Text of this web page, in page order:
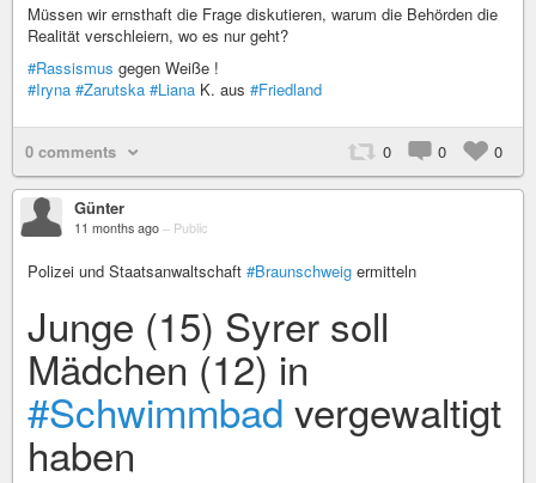
Müssen wir ernsthaft die Frage diskutieren, warum die Behörden die
Realität verschleiern, wo es nur geht?
#Rassismus gegen Weiße !
#Iryna #Zarutska #Liana K. aus #Friedland
0 comments 0 0 0
Günter
11 months ago – Public
Polizei und Staatsanwaltschaft #Braunschweig ermitteln
Junge (15) Syrer soll
Mädchen (12) in
#Schwimmbad vergewaltigt
haben